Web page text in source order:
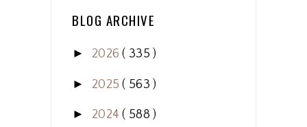
BLOG ARCHIVE
► 2026( 335 )
► 2025( 563 )
► 2024( 588 )